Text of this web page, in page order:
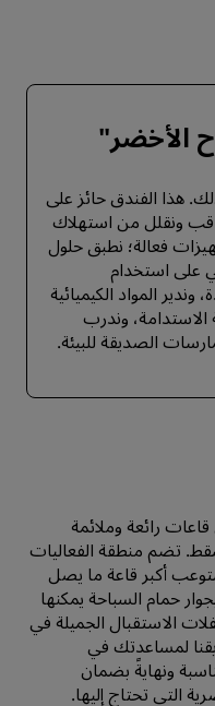
الأخضر"
هذا الفندق حائز على
ونقلل من استهلاك
فعالة؛ نطبق حلول
على استخدام
المواد الكيميائية
وندرب
الصديقة للبيئة.
رائعة وملائمة
تضم منطقة الفعاليات
أكبر قاعة ما يصل
بجوار حمام السباحة يمكنها
300 ضيف لحفلات الاستقبال الجميلة في
لمساعدتك في
ونهايةً بضمان
التي تحتاج إليها.